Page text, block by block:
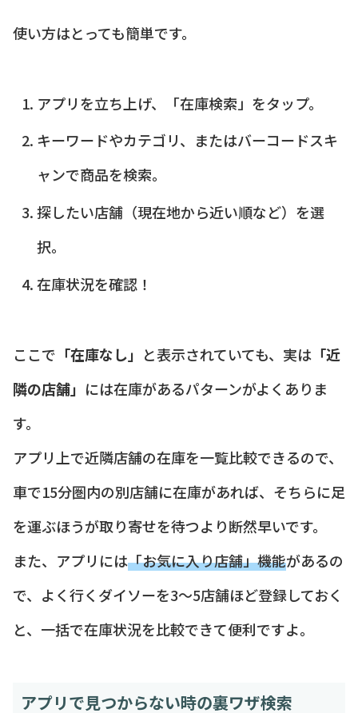
使い方はとっても簡単です。
アプリを立ち上げ、「在庫検索」をタップ。
キーワードやカテゴリ、またはバーコードスキ
ャンで商品を検索。
探したい店舗（現在地から近い順など）を選
択。
在庫状況を確認！
ここで 「在庫なし」 と表示されていても、実は 「近
隣の店舗」 には在庫があるパターンがよくありま
す。
アプリ上で近隣店舗の在庫を一覧比較できるので、
車で15分圏内の別店舗に在庫があれば、そちらに足
を運ぶほうが取り寄せを待つより断然早いです。
また、アプリには「お気に入り店舗」機能があるの
で、よく行くダイソーを3〜5店舗ほど登録しておく
と、一括で在庫状況を比較できて便利ですよ。
アプリで見つからない時の裏ワザ検索